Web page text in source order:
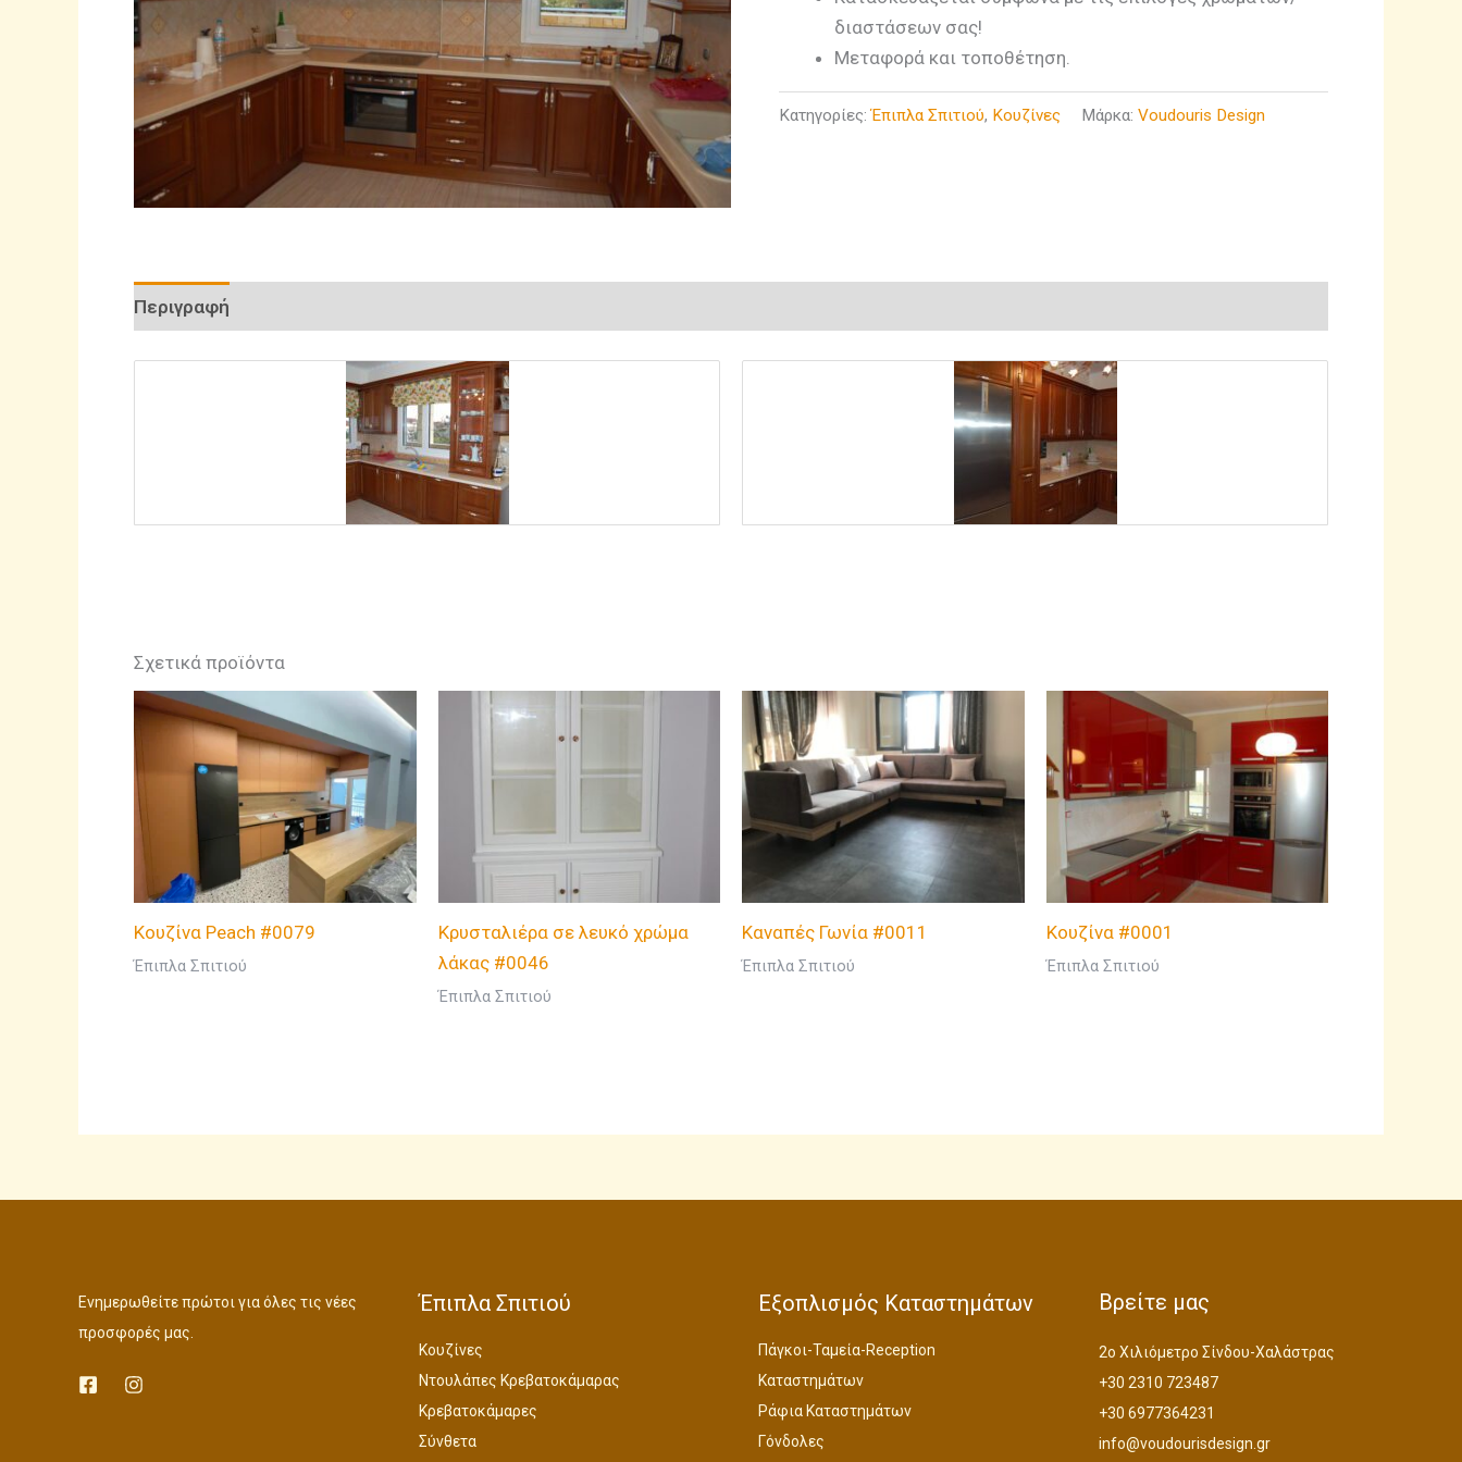
διαστάσεων σας!
Μεταφορά και τοποθέτηση.
Κατηγορίες:Έπιπλα Σπιτιού, Κουζίνες Μάρκα: Voudouris Design
Περιγραφή
Σχετικά προϊόντα
Κουζίνα Peach #0079
Έπιπλα Σπιτιού
Kρυσταλιέρα σε λευκό χρώμα
λάκας #0046
Έπιπλα Σπιτιού
Καναπές Γωνία #0011
Έπιπλα Σπιτιού
Κουζίνα #0001
Έπιπλα Σπιτιού
Ενημερωθείτε πρώτοι για όλες τις νέες
προσφορές μας.
Έπιπλα Σπιτιού
Κουζίνες
Ντουλάπες Κρεβατοκάμαρας
Κρεβατοκάμαρες
Σύνθετα
Εξοπλισμός Καταστημάτων
Πάγκοι-Ταμεία-Reception
Καταστημάτων
Ράφια Καταστημάτων
Γόνδολες
Βρείτε μας
2ο Χιλιόμετρο Σίνδου-Χαλάστρας
+30 2310 723487
+30 6977364231
info@voudourisdesign.gr